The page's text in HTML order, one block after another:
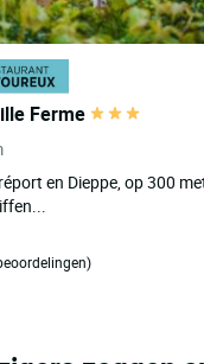
Ferme
en Dieppe, op 300